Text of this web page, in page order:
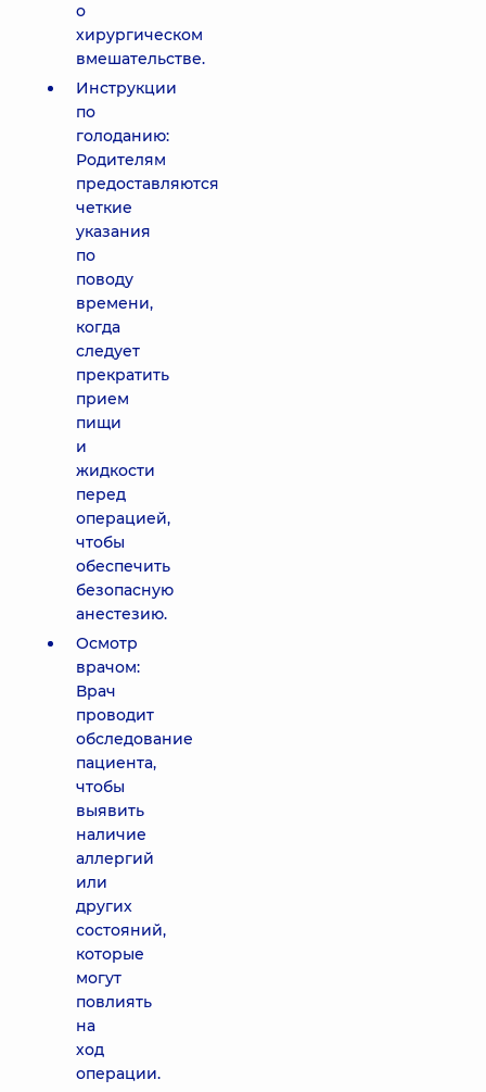
о
хирургическом
вмешательстве.
Инструкции
по
голоданию:
Родителям
предоставляются
четкие
указания
по
поводу
времени,
когда
следует
прекратить
прием
пищи
и
жидкости
перед
операцией,
чтобы
обеспечить
безопасную
анестезию.
Осмотр
врачом:
Врач
проводит
обследование
пациента,
чтобы
выявить
наличие
аллергий
или
других
состояний,
которые
могут
повлиять
на
ход
операции.